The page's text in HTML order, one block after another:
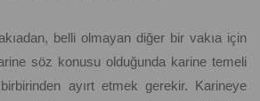
belli olmayan diğer bir vakıa için
söz konusu olduğunda karine temeli
ayırt etmek gerekir. Karineye